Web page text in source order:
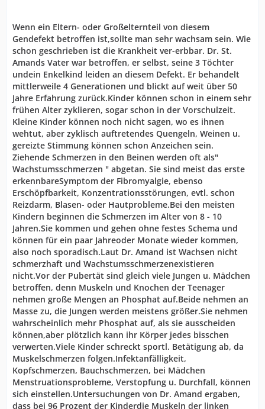
Wenn ein Eltern- oder Großelternteil von diesem
Gendefekt betroffen ist,sollte man sehr wachsam sein. Wie
schon geschrieben ist die Krankheit ver-erbbar. Dr. St.
Amands Vater war betroffen, er selbst, seine 3 Töchter
undein Enkelkind leiden an diesem Defekt. Er behandelt
mittlerweile 4 Generationen und blickt auf weit über 50
Jahre Erfahrung zurück.Kinder können schon in einem sehr
frühen Alter zyklieren, sogar schon in der Vorschulzeit.
Kleine Kinder können noch nicht sagen, wo es ihnen
wehtut, aber zyklisch auftretendes Quengeln, Weinen u.
gereizte Stimmung können schon Anzeichen sein.
Ziehende Schmerzen in den Beinen werden oft als"
Wachstumsschmerzen " abgetan. Sie sind meist das erste
erkennbareSymptom der Fibromyalgie, ebenso
Erschöpfbarkeit, Konzentrationsstörungen, evtl. schon
Reizdarm, Blasen- oder Hautprobleme.Bei den meisten
Kindern beginnen die Schmerzen im Alter von 8 - 10
Jahren.Sie kommen und gehen ohne festes Schema und
können für ein paar Jahreoder Monate wieder kommen,
also noch sporadisch.Laut Dr. Amand ist Wachsen nicht
schmerzhaft und Wachstumsschmerzenexistieren
nicht.Vor der Pubertät sind gleich viele Jungen u. Mädchen
betroffen, denn Muskeln und Knochen der Teenager
nehmen große Mengen an Phosphat auf.Beide nehmen an
Masse zu, die Jungen werden meistens größer.Sie nehmen
wahrscheinlich mehr Phosphat auf, als sie ausscheiden
können,aber plötzlich kann ihr Körper jedes bisschen
verwerten.Viele Kinder schreckt sportl. Betätigung ab, da
Muskelschmerzen folgen.Infektanfälligkeit,
Kopfschmerzen, Bauchschmerzen, bei Mädchen
Menstruationsprobleme, Verstopfung u. Durchfall, können
sich einstellen.Untersuchungen von Dr. Amand ergaben,
dass bei 96 Prozent der Kinderdie Muskeln der linken